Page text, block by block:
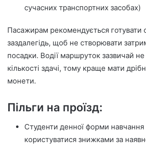
сучасних транспортних засобах)
Пасажирам рекомендується готувати
заздалегідь, щоб не створювати
посадки. Водії маршруток зазвичай
кількості здачі, тому краще мати
монети.
Пільги на проїзд:
Студенти денної форми
користуватися знижками за